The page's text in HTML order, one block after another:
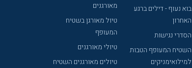
בוא נעוף - דילים ברגע
האחרון
הסדרי נגישות
השטיח המעופף הטבות
למילואימניקים
מאורגנים
טיול מאורגן בשטיח
המעופף
טיולי מאורגנים
טיולים מאורגנים השטיח